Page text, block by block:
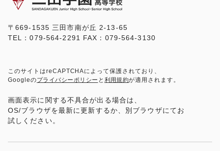
〒669-1535 三田市南が丘 2-13-65
TEL：079-564-2291 FAX：079-564-3130
このサイトはreCAPTCHAによって保護されており、
Googleのプライバシーポリシー と 利用規約が適用されます。
画面表示に関する不具合が出る場合は、
OS/ブラウザを最新に更新するか、別ブラウザにてお
試しください。